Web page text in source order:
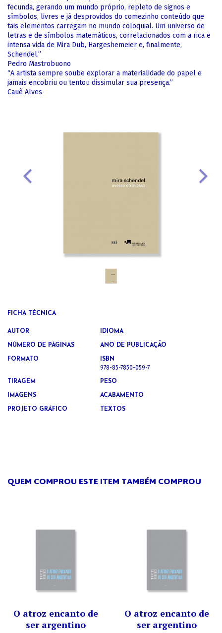
fecunda, gerando um mundo próprio, repleto de signos e
símbolos, livres e já desprovidos do comezinho conteúdo que
tais elementos carregam no mundo coloquial. Um universo de
letras e de símbolos matemáticos, correlacionados com a rica e
intensa vida de Mira Dub, Hargeshemeier e, finalmente,
Schendel.”
Pedro Mastrobuono
“A artista sempre soube explorar a materialidade do papel e
jamais encobriu ou tentou dissimular sua presença.”
Cauê Alves
FICHA TÉCNICA
AUTOR IDIOMA
NÚMERO DE PÁGINAS ANO DE PUBLICAÇÃO
FORMATO ISBN
978-85-7850-059-7
TIRAGEM PESO
IMAGENS ACABAMENTO
PROJETO GRÁFICO TEXTOS
QUEM COMPROU ESTE ITEM TAMBÉM COMPROU
O atroz encanto de
ser argentino
O atroz encanto de
ser argentino